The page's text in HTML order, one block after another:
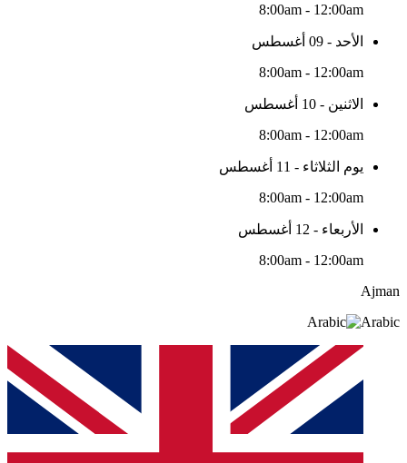
8:00am - 12:00am
الأحد - 09 أغسطس
8:00am - 12:00am
الاثنين - 10 أغسطس
8:00am - 12:00am
يوم الثلاثاء - 11 أغسطس
8:00am - 12:00am
الأربعاء - 12 أغسطس
8:00am - 12:00am
Ajman
Arabic